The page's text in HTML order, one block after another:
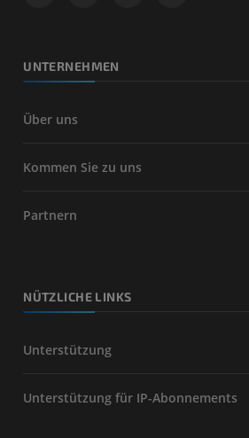
UNTERNEHMEN
Über uns
Kommen Sie zu uns
Partnern
NÜTZLICHE LINKS
Unterstützung
Unterstützung für IP-Abonnements